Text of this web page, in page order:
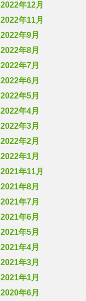
2022年12月
2022年11月
2022年9月
2022年8月
2022年7月
2022年6月
2022年5月
2022年4月
2022年3月
2022年2月
2022年1月
2021年11月
2021年8月
2021年7月
2021年6月
2021年5月
2021年4月
2021年3月
2021年1月
2020年6月